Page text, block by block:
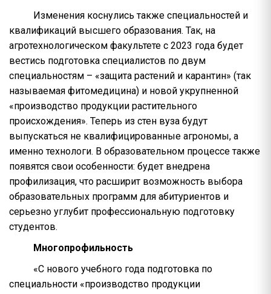
Изменения коснулись также специальностей и
квалификаций высшего образования. Так, на
агротехнологическом факультете с 2023 года будет
вестись подготовка специалистов по двум
специальностям – «защита растений и карантин» (так
называемая фитомедицина) и новой укрупненной
«производство продукции растительного
происхождения». Теперь из стен вуза будут
выпускаться не квалифицированные агрономы, а
именно технологи. В образовательном процессе также
появятся свои особенности: будет внедрена
профилизация, что расширит возможность выбора
образовательных программ для абитуриентов и
серьезно углубит профессиональную подготовку
студентов.
Многопрофильность
«С нового учебного года подготовка по
специальности «производство продукции